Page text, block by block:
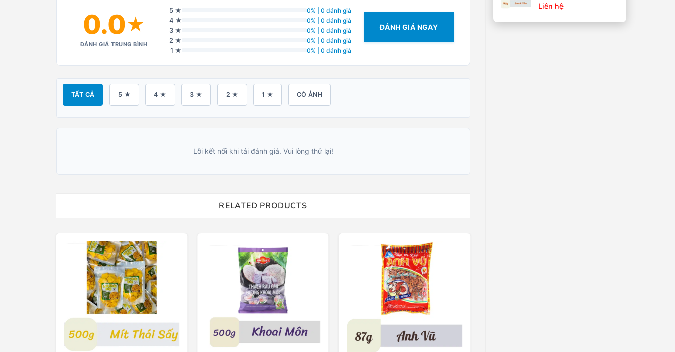
Liên hệ
0.0★
ĐÁNH GIÁ TRUNG BÌNH
5 ★ 0% | 0 đánh giá
4 ★ 0% | 0 đánh giá
3 ★ 0% | 0 đánh giá
2 ★ 0% | 0 đánh giá
1 ★ 0% | 0 đánh giá
ĐÁNH GIÁ NGAY
TẤT CẢ 5 ★ 4 ★ 3 ★ 2 ★ 1 ★ CÓ ẢNH
Lỗi kết nối khi tải đánh giá. Vui lòng thử lại!
RELATED PRODUCTS